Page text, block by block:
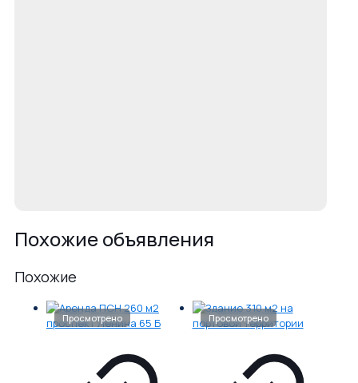
Похожие объявления
Похожие